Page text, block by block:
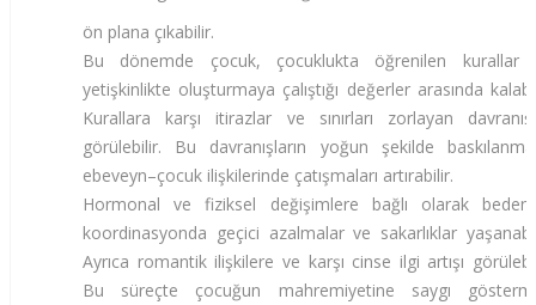
ön plana çıkabilir.
Bu dönemde çocuk, çocuklukta öğrenilen kurallar
yetişkinlikte oluşturmaya çalıştığı değerler arasında
Kurallara karşı itirazlar ve sınırları zorlayan
görülebilir. Bu davranışların yoğun şekilde
ebeveyn–çocuk ilişkilerinde çatışmaları artırabilir.
Hormonal ve fiziksel değişimlere bağlı olarak
koordinasyonda geçici azalmalar ve sakarlıklar
Ayrıca romantik ilişkilere ve karşı cinse ilgi artışı
Bu süreçte çocuğun mahremiyetine saygı